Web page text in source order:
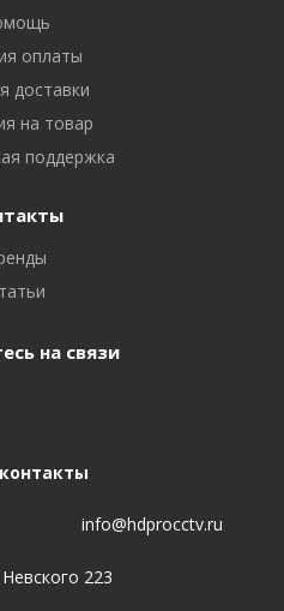
оплаты
доставки
на товар
поддержка
на связи
info@hdprocctv.ru
223